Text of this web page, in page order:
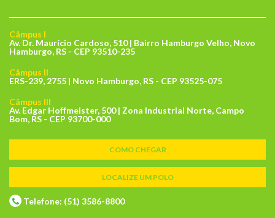
Câmpus I
Av. Dr. Maurício Cardoso, 510 | Bairro Hamburgo Velho, Novo
Hamburgo, RS - CEP 93510-235
Câmpus II
ERS-239, 2755 | Novo Hamburgo, RS - CEP 93525-075
Câmpus III
Av. Edgar Hoffmeister, 500 | Zona Industrial Norte, Campo
Bom, RS - CEP 93700-000
COMO CHEGAR
LOCALIZE UM POLO
Telefone: (51) 3586-8800